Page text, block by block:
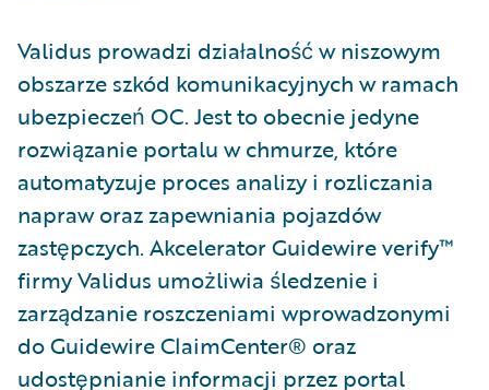
Validus prowadzi działalność w niszowym
obszarze szkód komunikacyjnych w ramach
ubezpieczeń OC. Jest to obecnie jedyne
rozwiązanie portalu w chmurze, które
automatyzuje proces analizy i rozliczania
napraw oraz zapewniania pojazdów
zastępczych. Akcelerator Guidewire verify™
firmy Validus umożliwia śledzenie i
zarządzanie roszczeniami wprowadzonymi
do Guidewire ClaimCenter® oraz
udostępnianie informacji przez portal